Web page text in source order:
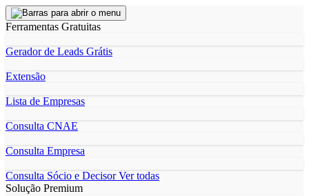
Ferramentas Gratuitas
Gerador de Leads Grátis
Extensão
Lista de Empresas
Consulta CNAE
Consulta Empresa
Consulta Sócio e DecisorVer todas
Solução Premium